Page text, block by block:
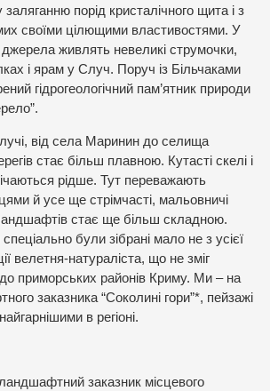
порід кристалічного щита і з
своїми цілющими властивостями. У
джерела живлять невеликі струмочки,
і ярам у Случ. Поруч із Більчаками
гідрогеологічний пам’ятник природи
від села Маринин до селища
стає більш плавною. Кутасті скелі і
рідше. Тут переважають
й усе ще стрімчасті, мальовничі
стає ще більш складною.
були зібрані мало не з усієї
велетня-натураліста, що не зміг
приморських районів Криму. Ми – на
заказника “Соколині гори”*, пейзажі
в регіоні.
заказник місцевого